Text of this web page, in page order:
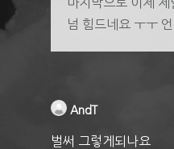
넘 힘드네요 ㅜㅜ
AndT
벌써 그렇게되나요